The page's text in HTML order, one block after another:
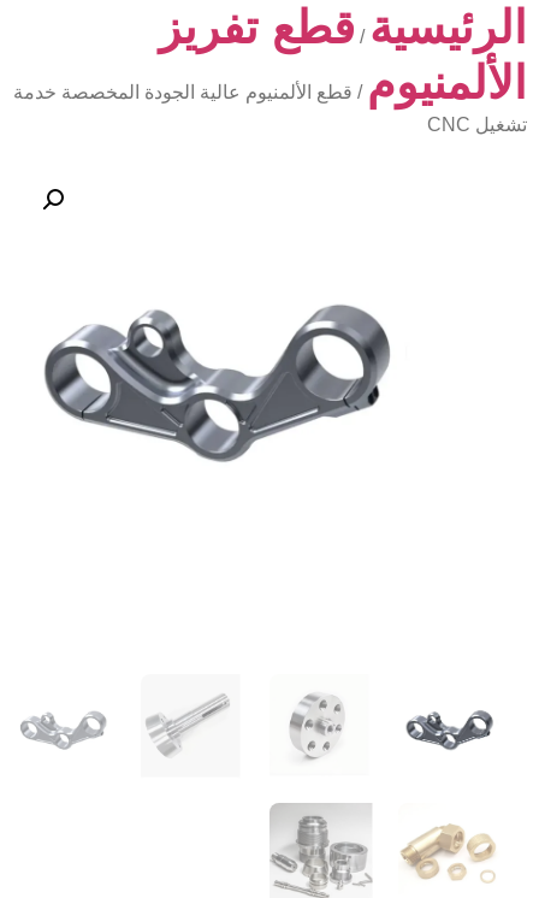
الرئيسية / قطع تفريز
الألمنيوم / قطع الألمنيوم عالية الجودة المخصصة خدمة
تشغيل CNC